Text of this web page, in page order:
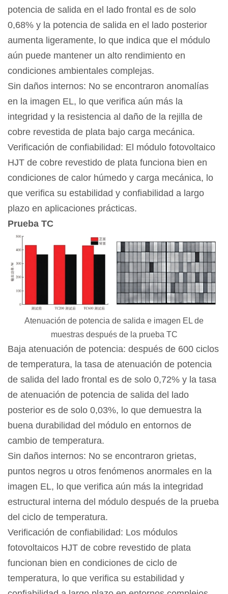
potencia de salida en el lado frontal es de solo
0,68% y la potencia de salida en el lado posterior
aumenta ligeramente, lo que indica que el módulo
aún puede mantener un alto rendimiento en
condiciones ambientales complejas.
Sin daños internos: No se encontraron anomalías
en la imagen EL, lo que verifica aún más la
integridad y la resistencia al daño de la rejilla de
cobre revestida de plata bajo carga mecánica.
Verificación de confiabilidad: El módulo fotovoltaico
HJT de cobre revestido de plata funciona bien en
condiciones de calor húmedo y carga mecánica, lo
que verifica su estabilidad y confiabilidad a largo
plazo en aplicaciones prácticas.
Prueba TC
Atenuación de potencia de salida e imagen EL de
muestras después de la prueba TC
Baja atenuación de potencia: después de 600 ciclos
de temperatura, la tasa de atenuación de potencia
de salida del lado frontal es de solo 0,72% y la tasa
de atenuación de potencia de salida del lado
posterior es de solo 0,03%, lo que demuestra la
buena durabilidad del módulo en entornos de
cambio de temperatura.
Sin daños internos: No se encontraron grietas,
puntos negros u otros fenómenos anormales en la
imagen EL, lo que verifica aún más la integridad
estructural interna del módulo después de la prueba
del ciclo de temperatura.
Verificación de confiabilidad: Los módulos
fotovoltaicos HJT de cobre revestido de plata
funcionan bien en condiciones de ciclo de
temperatura, lo que verifica su estabilidad y